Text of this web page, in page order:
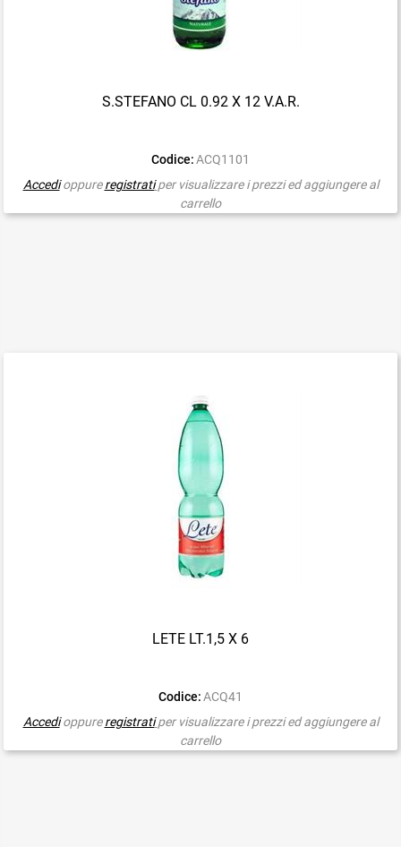
S.STEFANO CL 0.92 X 12 V.A.R.
Codice: ACQ1101
Accedioppureregistrati per visualizzare i prezzi ed aggiungere al
carrello
LETE LT.1,5 X 6
Codice: ACQ41
Accedioppureregistrati per visualizzare i prezzi ed aggiungere al
carrello